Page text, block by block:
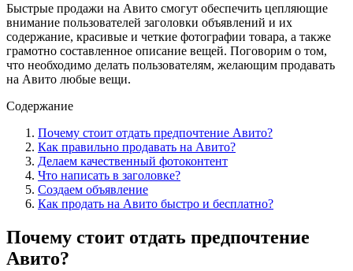
Быстрые продажи на Авито смогут обеспечить цепляющие
внимание пользователей заголовки объявлений и их
содержание, красивые и четкие фотографии товара, а также
грамотно составленное описание вещей. Поговорим о том,
что необходимо делать пользователям, желающим продавать
на Авито любые вещи.
Содержание
Почему стоит отдать предпочтение Авито?
Как правильно продавать на Авито?
Делаем качественный фотоконтент
Что написать в заголовке?
Создаем объявление
Как продать на Авито быстро и бесплатно?
Почему стоит отдать предпочтение
Авито?